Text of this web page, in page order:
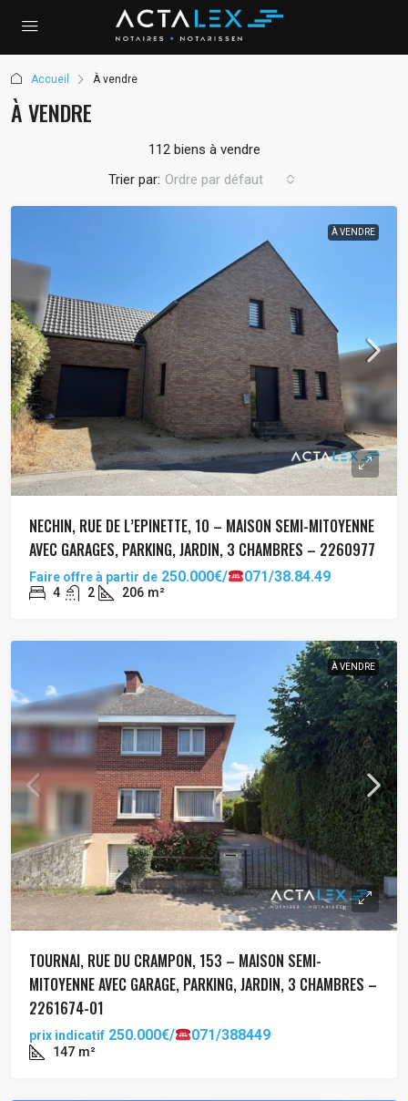
Accueil À vendre
À VENDRE
112 biens à vendre
Trier par: Ordre par défaut
À VENDRE
NECHIN, RUE DE L’EPINETTE, 10 – MAISON SEMI-MITOYENNE
AVEC GARAGES, PARKING, JARDIN, 3 CHAMBRES – 2260977
Faire offre à partir de 250.000€/ 071/38.84.49
4 2 206 m²
À VENDRE
TOURNAI, RUE DU CRAMPON, 153 – MAISON SEMI-
MITOYENNE AVEC GARAGE, PARKING, JARDIN, 3 CHAMBRES –
2261674-01
prix indicatif 250.000€/ 071/388449
147 m²